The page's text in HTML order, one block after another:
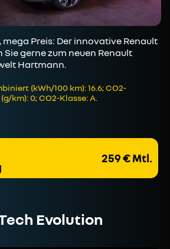
Preis: Der innovative Renault
Sie gerne zum neuen Renault
Hartmann.
(kWh/100 km): 16.6; CO2-
km): 0; CO2-Klasse: A.
259 € Mtl.
Evolution